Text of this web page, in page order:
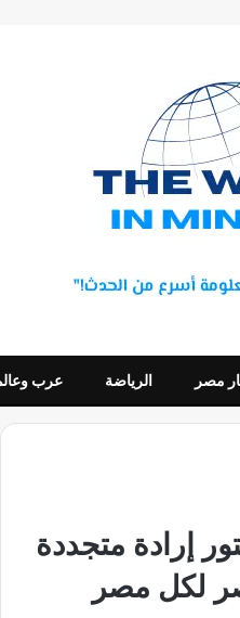
مصر الرياضة عرب
إرادة متجددة
لكل مصر